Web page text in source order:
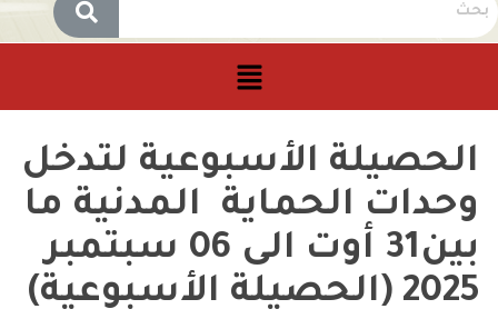
الحصيلة الأسبوعية لتدخل
وحدات الحماية المدنية ما
بين31 أوت الى 06 سبتمبر
2025 (الحصيلة الأسبوعية)